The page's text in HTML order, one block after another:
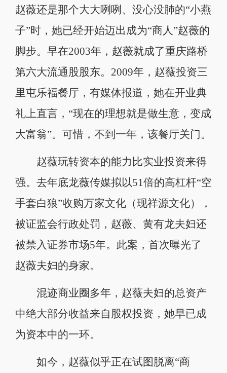
赵薇还是那个大大咧咧、没心没肺的“小燕
子”时，她已经开始迈出成为“商人”赵薇的
脚步。早在2003年，赵薇就成了重庆路桥
第六大流通股股东。2009年，赵薇投资三
里屯乐福餐厅，有媒体报道，她在开业典
礼上直言，“现在的理想就是做生意，变成
大富翁”。可惜，不到一年，该餐厅关门。
赵薇玩转资本的能力比实业投资来得
强。去年底龙薇传媒拟以51倍的高杠杆“空
手套白狼”收购万家文化（现祥源文化），
被证监会行政处罚，赵薇、黄有龙夫妇还
被禁入证券市场5年。此案，首次曝光了
赵薇夫妇的身家。
混迹商业圈多年，赵薇夫妇的总资产
中绝大部分收益来自股权投资，她早已成
为资本中的一环。
如今，赵薇似乎正在试图脱离“商